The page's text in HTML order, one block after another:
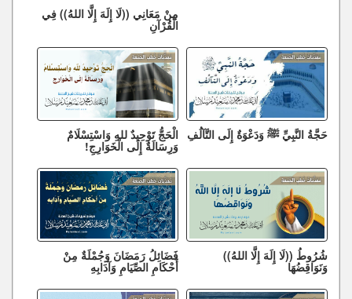
مِنْ مَعَانِي ((لَا إِلَهَ إِلَّا اللهُ)) فِي
الْقُرْآنِ
حَجَّةُ النَّبِيِّ ﷺ وَدَعْوَةٌ إِلَى التَّآلُفِ الْحَجُّ تَوْحِيدٌ للهِ وَاسْتِسْلَامٌ
وَرِسَالَةٌ إِلَى الْخَوَارِجِ!
شُرُوطُ ((لَا إِلَهَ إِلَّا اللهُ))
وَنَوَاقِضُهَا
فَضَائِلُ رَمَضَانَ وَجُمْلَةٌ مِنْ
أَحْكَامِ الصِّيَامِ وَآدَابِهِ